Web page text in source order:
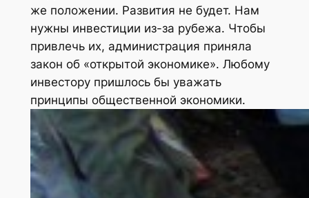
же положении. Развития не будет. Нам
нужны инвестиции из-за рубежа. Чтобы
привлечь их, администрация приняла
закон об «открытой экономике». Любому
инвестору пришлось бы уважать
принципы общественной экономики.